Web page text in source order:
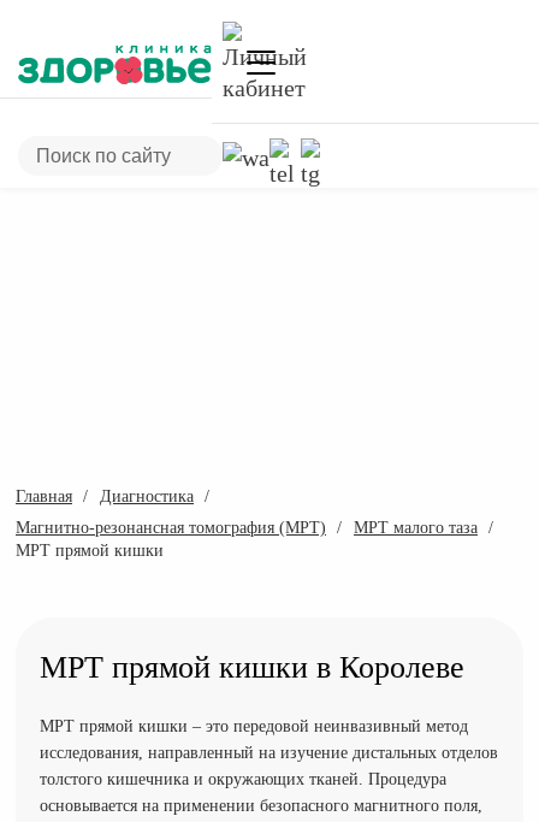
Главная
Диагностика
Магнитно-резонансная томография (МРТ)
МРТ малого таза
МРТ прямой кишки
МРТ прямой кишки в Королеве
МРТ прямой кишки – это передовой неинвазивный метод
исследования, направленный на изучение дистальных отделов
толстого кишечника и окружающих тканей. Процедура
основывается на применении безопасного магнитного поля,